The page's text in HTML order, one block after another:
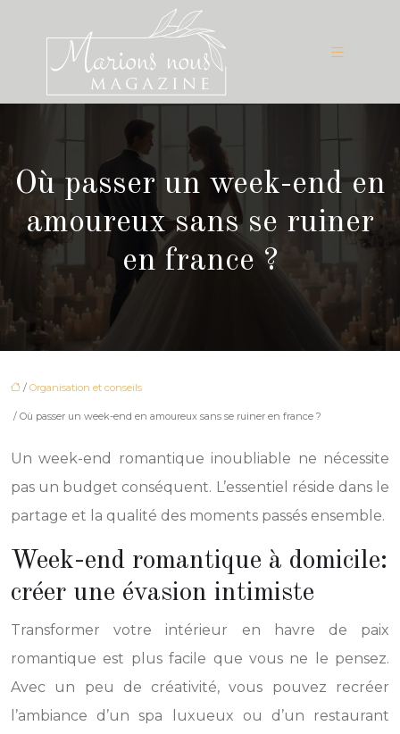
Où passer un week-end en
amoureux sans se ruiner
en france ?
/ Organisation et conseils
/ Où passer un week-end en amoureux sans se ruiner en france ?
Un week-end romantique inoubliable ne nécessite
pas un budget conséquent. L’essentiel réside dans le
partage et la qualité des moments passés ensemble.
Week-end romantique à domicile:
créer une évasion intimiste
Transformer votre intérieur en havre de paix
romantique est plus facile que vous ne le pensez.
Avec un peu de créativité, vous pouvez recréer
l’ambiance d’un spa luxueux ou d’un restaurant